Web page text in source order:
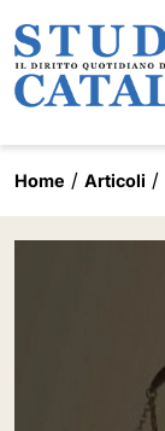
Home Articoli